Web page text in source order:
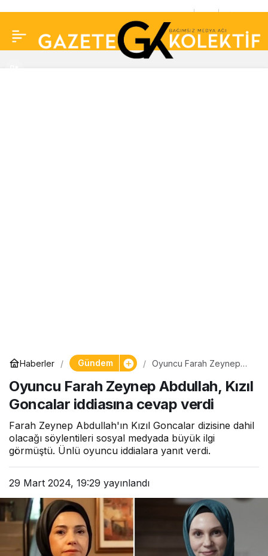
Haberler Gündem
Oyuncu Farah Zeynep
iddiasına cevap verdi
Oyuncu Farah Zeynep Abdullah, Kızıl
Goncalar iddiasına cevap verdi
Farah Zeynep Abdullah'ın Kızıl Goncalar dizisine dahil
olacağı söylentileri sosyal medyada büyük ilgi
görmüştü. Ünlü oyuncu iddialara yanıt verdi.
29 Mart 2024, 19:29 yayınlandı
Antalya, rezalet’ diyerek